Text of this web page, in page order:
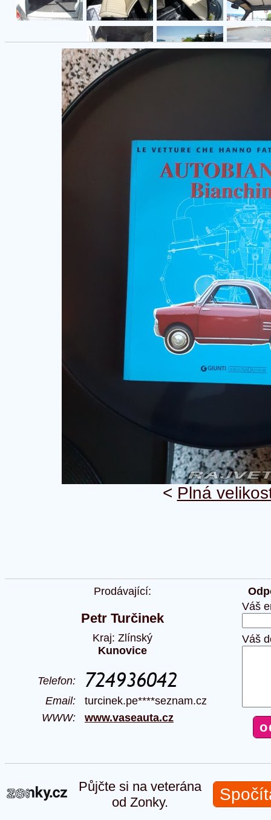
< Plná
Prodávající:
Petr Turčinek
Kraj: Zlínský
Kunovice
Telefon:
Email: turcinek.pe****seznam.cz
WWW: www.vaseauta.cz
Váš
Váš
Půjčte si na veterána
od Zonky.